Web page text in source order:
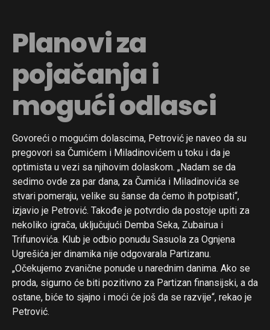
Planovi za
pojačanja i
mogući odlasci
Govoreći o mogućim dolascima, Petrović je naveo da su
pregovori sa Čumićem i Miladinovićem u toku i da je
optimista u vezi sa njihovim dolaskom. „Nadam se da
sedimo ovde za par dana, za Čumića i Miladinovića se
stvari pomeraju, velike su šanse da ćemo ih potpisati“,
izjavio je Petrović. Takođe je potvrdio da postoje upiti za
nekoliko igrača, uključujući Demba Seka, Zubairua i
Trifunovića. Klub je odbio ponudu Sasuola za Ognjena
Ugrešića jer dinamika nije odgovarala Partizanu.
„Očekujemo zvanične ponude u narednim danima. Ako se
proda, sigurno će biti pozitivno za Partizan finansijski, a da
ostane, biće to sjajno i moći će još da se razvije“, rekao je
Petrović.